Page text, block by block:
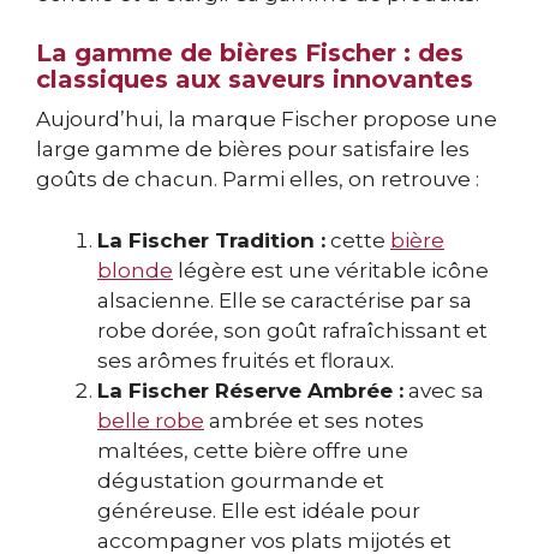
La gamme de bières Fischer : des
classiques aux saveurs innovantes
Aujourd’hui, la marque Fischer propose une
large gamme de bières pour satisfaire les
goûts de chacun. Parmi elles, on retrouve :
La Fischer Tradition : cette bière
blonde légère est une véritable icône
alsacienne. Elle se caractérise par sa
robe dorée, son goût rafraîchissant et
ses arômes fruités et floraux.
La Fischer Réserve Ambrée : avec sa
belle robe ambrée et ses notes
maltées, cette bière offre une
dégustation gourmande et
généreuse. Elle est idéale pour
accompagner vos plats mijotés et